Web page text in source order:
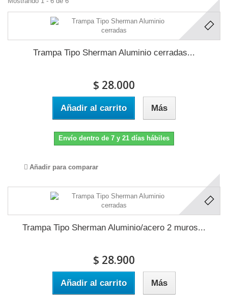
Trampa Tipo Sherman Aluminio cerradas...
$ 28.000
Añadir al carrito Más
Envío dentro de 7 y 21 días hábiles
Añadir para comparar
Trampa Tipo Sherman Aluminio/acero 2 muros...
$ 28.900
Añadir al carrito Más